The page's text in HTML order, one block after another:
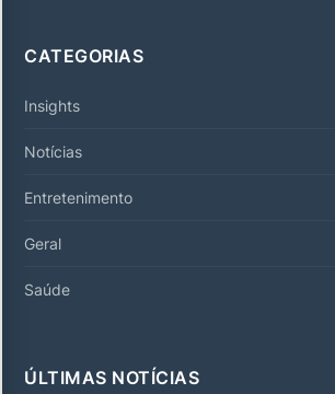
CATEGORIAS
Insights
Notícias
Entretenimento
Geral
Saúde
ÚLTIMAS NOTÍCIAS